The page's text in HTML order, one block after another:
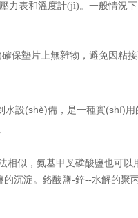
和溫度計(jì)。一般情況下
片上無雜物，避免因粘接
制水設(shè)備，是一種實
似，氨基甲叉磷酸鹽也可以
的沉淀。鉻酸鹽-鋅--水解的